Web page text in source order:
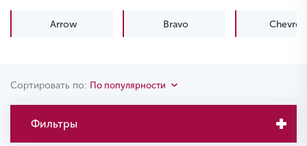
Arrow Bravo Chevron
Сортировать по: По популярности
Фильтры